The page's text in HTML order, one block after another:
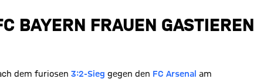
BAYERN FRAUEN GASTIEREN
dem furiosen 3:2-Sieg gegen den FC Arsenal am